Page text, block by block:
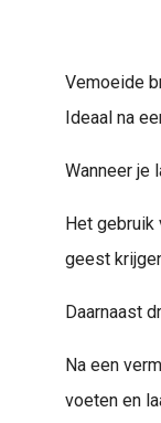
Vemoeide
Ideaal na
Wanneer je
Het gebruik
geest
Daarnaast
Na een
voeten en